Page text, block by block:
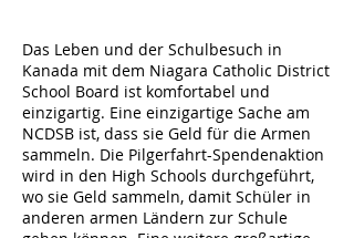
Das Leben und der Schulbesuch in
Kanada mit dem Niagara Catholic District
School Board ist komfortabel und
einzigartig. Eine einzigartige Sache am
NCDSB ist, dass sie Geld für die Armen
sammeln. Die Pilgerfahrt-Spendenaktion
wird in den High Schools durchgeführt,
wo sie Geld sammeln, damit Schüler in
anderen armen Ländern zur Schule